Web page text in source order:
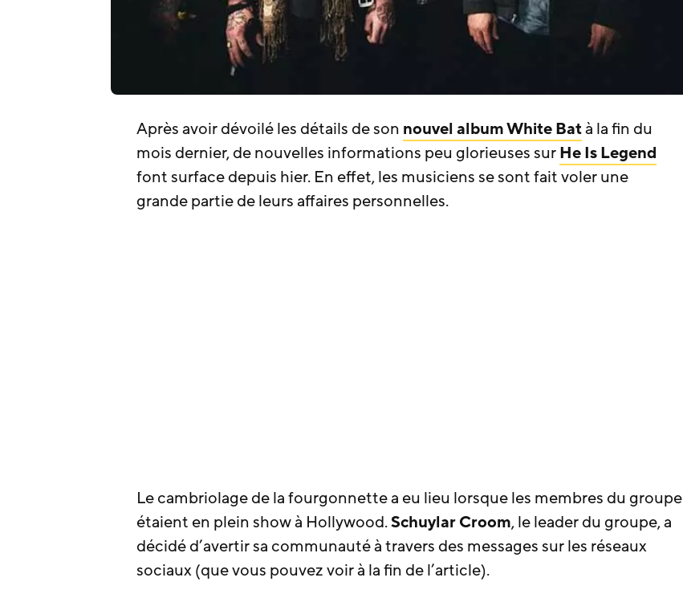
Après avoir dévoilé les détails de son nouvel album White Batà la fin du
mois dernier, de nouvelles informations peu glorieuses surHe Is Legend
font surface depuis hier. En effet, les musiciens se sont fait voler une
grande partie de leurs affaires personnelles.
Le cambriolage de la fourgonnette a eu lieu lorsque les membres du groupe
étaient en plein show à Hollywood.Schuylar Croom, le leader du groupe, a
décidé d’avertir sa communauté à travers des messages sur les réseaux
sociaux (que vous pouvez voir à la fin de l’article).